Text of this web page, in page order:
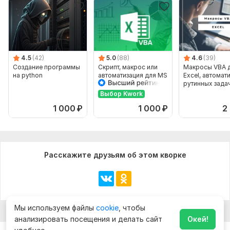
5. Технические требования
Чем больше информации, тем быстрее и качественнее
работа!
Объем услуги в кворке: Час работы специалиста
4.5 (42)
Создание программы
на python
1 000 ₽
5.0 (88)
Скрипт, макрос или
автоматизация для MS
Excel
Выбор Kwork
1 000 ₽
4.6 (39)
Макросы VBA
Excel,
рутинных
2
Расскажите друзьям об этом кворке
Мы используем файлы cookie , чтобы
анализировать посещения и делать сайт
Окей!